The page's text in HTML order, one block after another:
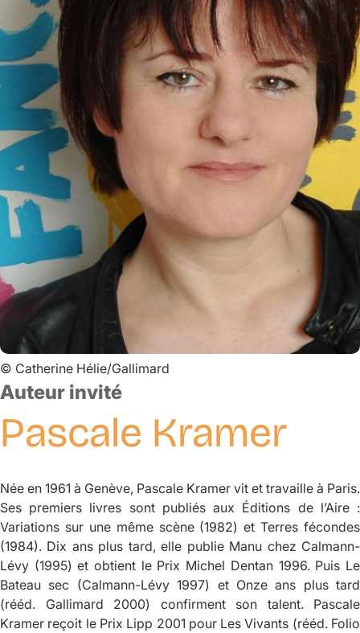
© Catherine Hélie/Gallimard
Auteur invité
Pascale Kramer
Née en 1961 à Genève, Pascale Kramer vit et travaille à Paris.
Ses premiers livres sont publiés aux Éditions de l’Aire :
Variations sur une même scène(1982) etTerres fécondes
(1984). Dix ans plus tard, elle publie Manu chez Calmann-
Lévy (1995) et obtient le Prix Michel Dentan 1996. Puis Le
Bateau sec (Calmann-Lévy 1997) et Onze ans plus tard
(rééd. Gallimard 2000) confirment son talent. Pascale
Kramer reçoit le Prix Lipp 2001 pour Les Vivants (rééd. Folio